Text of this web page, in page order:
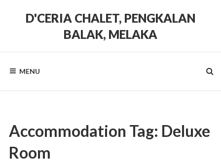
D'CERIA CHALET, PENGKALAN
BALAK, MELAKA
unitMENU
Accommodation Tag: Deluxe
Room